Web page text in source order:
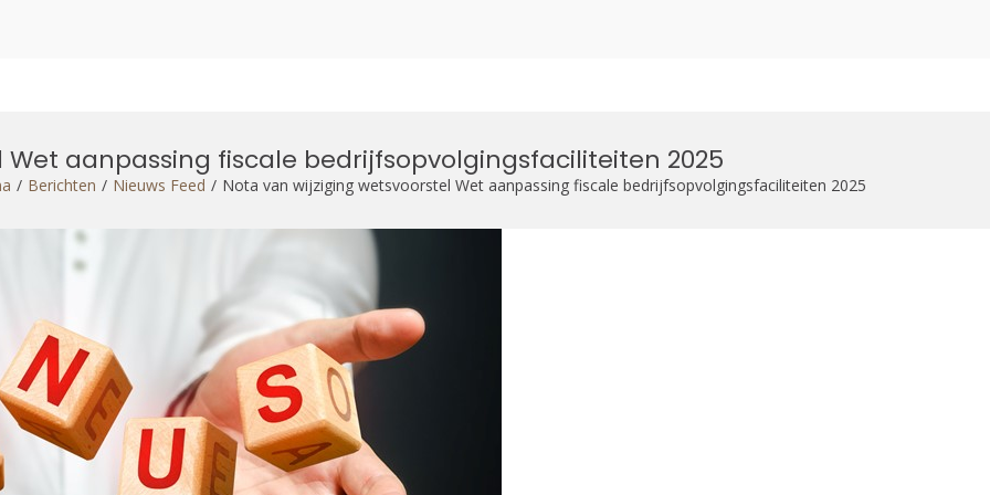
aanpassing fiscale bedrijfsopvolgingsfaciliteiten 2025
Berichten Nieuws Feed Nota van wijziging wetsvoorstel Wet aanpassing fiscale bedrijfsopvolgingsfaciliteiten 2025